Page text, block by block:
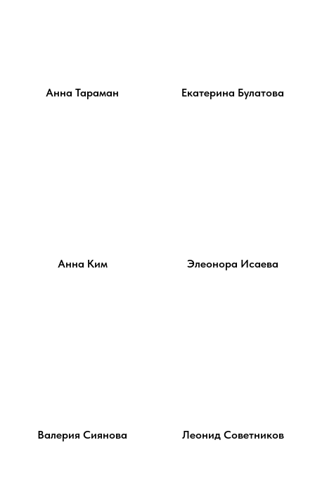
Анна Тараман Екатерина Булатова
Анна Ким Элеонора Исаева
Валерия Сиянова Леонид Советников